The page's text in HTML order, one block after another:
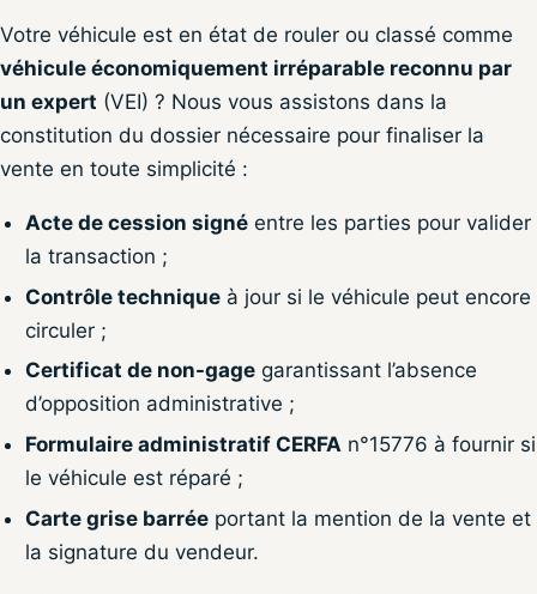
Votre véhicule est en état de rouler ou classé comme
véhicule économiquement irréparable reconnu par
un expert (VEI) ? Nous vous assistons dans la
constitution du dossier nécessaire pour finaliser la
vente en toute simplicité :
Acte de cession signéentre les parties pour valider
la transaction ;
Contrôle techniqueà jour si le véhicule peut encore
circuler ;
Certificat de non-gagegarantissant l’absence
d’opposition administrative ;
Formulaire administratif CERFA n°15776 à fournir si
le véhicule est réparé ;
Carte grise barréeportant la mention de la vente et
la signature du vendeur.